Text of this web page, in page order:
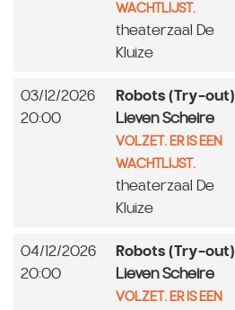
WACHTLIJST.
theaterzaal De
Kluize
03/12/2026
20:00
Robots (Try-out)
Lieven Scheire
VOLZET. ER IS EEN
WACHTLIJST.
theaterzaal De
Kluize
04/12/2026
20:00
Robots (Try-out)
Lieven Scheire
VOLZET. ER IS EEN